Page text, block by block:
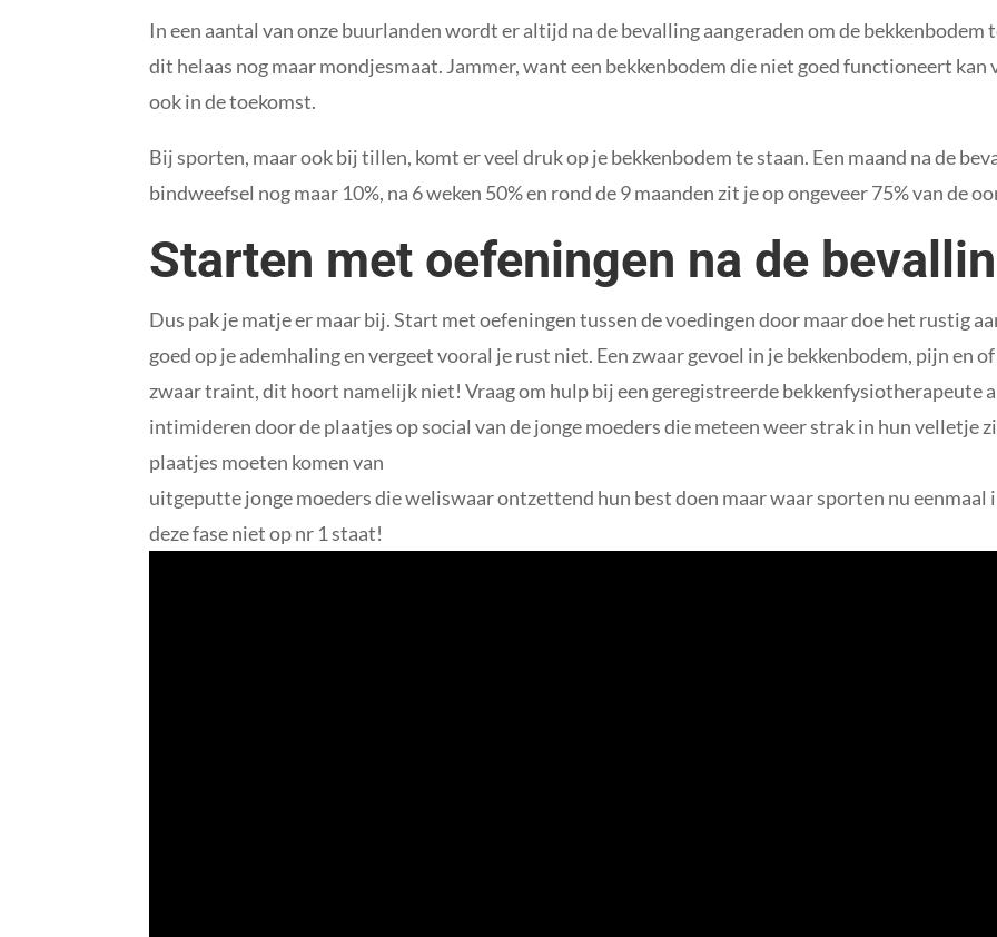
In een aantal van onze buurlanden wordt er altijd na de bevalling aangeraden om de bekkenbodem
dit helaas nog maar mondjesmaat. Jammer, want een bekkenbodem die niet goed functioneert kan
ook in de toekomst.
Bij sporten, maar ook bij tillen, komt er veel druk op je bekkenbodem te staan. Een maand na de
bindweefsel nog maar 10%, na 6 weken 50% en rond de 9 maanden zit je op ongeveer 75% van de
Starten met oefeningen na de
Dus pak je matje er maar bij. Start met oefeningen tussen de voedingen door maar doe het rustig
goed op je ademhaling en vergeet vooral je rust niet. Een zwaar gevoel in je bekkenbodem, pijn en
zwaar traint, dit hoort namelijk niet! Vraag om hulp bij een geregistreerde bekkenfysiotherapeute
intimideren door de plaatjes op social van de jonge moeders die meteen weer strak in hun velletje
plaatjes moeten komen van
uitgeputte jonge moeders die weliswaar ontzettend hun best doen maar waar sporten nu eenmaal
deze fase niet op nr 1 staat!